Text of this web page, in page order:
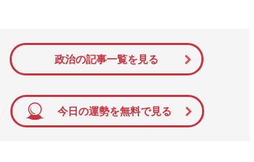
政治の記事一覧を見る
今日の運勢を無料で見る